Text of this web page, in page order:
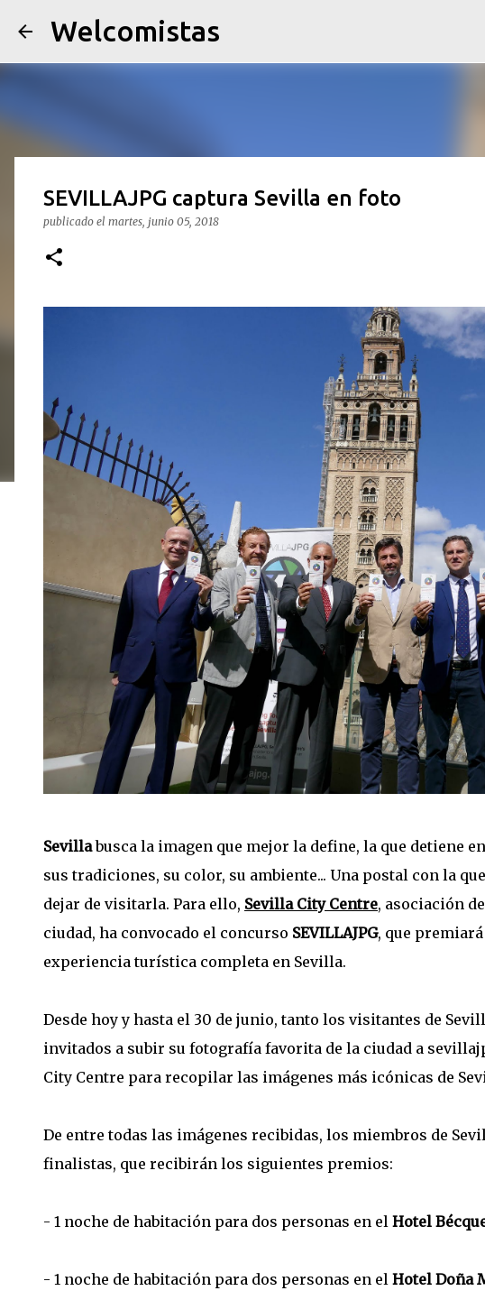
Welcomistas
SEVILLAJPG captura Sevilla en foto
publicado el martes, junio 05, 2018
Sevillabusca la imagen que mejor la define, la que detiene
sus tradiciones, su color, su ambiente... Una postal con la
dejar de visitarla. Para ello, Sevilla City Centre, asociación
ciudad, ha convocado el concurso SEVILLAJPG, que
experiencia turística completa en Sevilla.
Desde hoy y hasta el 30 de junio, tanto los visitantes de
invitados a subir su fotografía favorita de la ciudad a
City Centre para recopilar las imágenes más icónicas de
De entre todas las imágenes recibidas, los miembros de
finalistas, que recibirán los siguientes premios:
- 1 noche de habitación para dos personas en el Hotel
- 1 noche de habitación para dos personas en el Hotel Doña